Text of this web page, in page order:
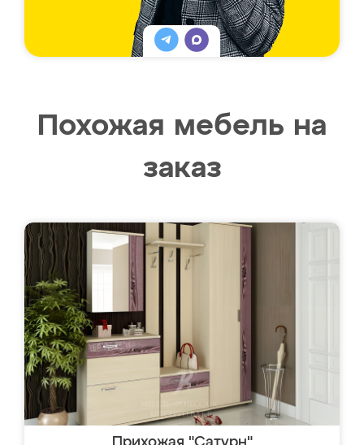
Похожая мебель на
заказ